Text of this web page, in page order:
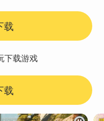
载
下载游戏
载